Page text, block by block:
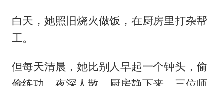
白天，她照旧烧火做饭，在厨房里打杂帮
工。
但每天清晨，她比别人早起一个钟头，偷
偷练功。夜深人散，厨房静下来，三位师